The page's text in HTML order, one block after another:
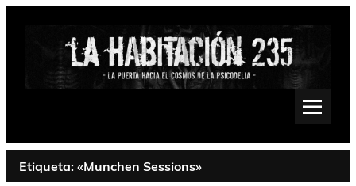
Saltar
Psychedelic, Stoner, Doom, Sludge, Fuzz, Space, Drone
Etiqueta: «Munchen Sessions»